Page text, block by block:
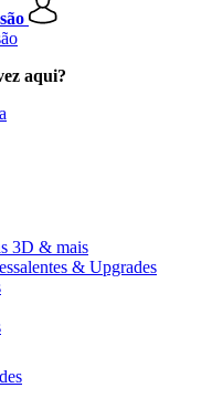
aqui?
3D & mais
& Upgrades